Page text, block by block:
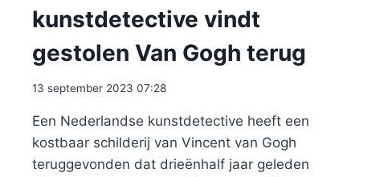
kunstdetective vindt
gestolen Van Gogh terug
13 september 2023 07:28
Een Nederlandse kunstdetective heeft een
kostbaar schilderij van Vincent van Gogh
teruggevonden dat drieënhalf jaar geleden